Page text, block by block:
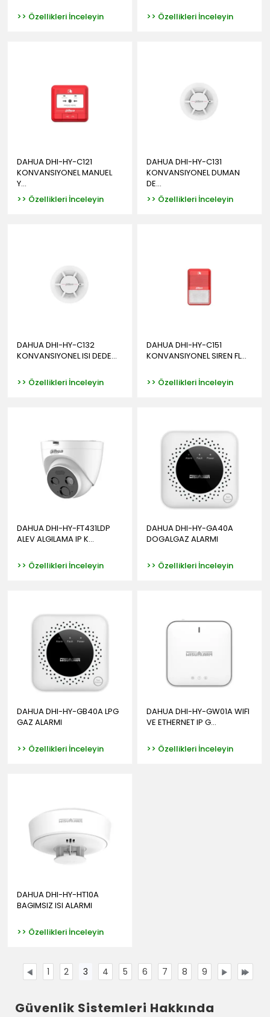
>> Özellikleri İnceleyin >> Özellikleri İnceleyin
DAHUA DHI-HY-C121
KONVANSIYONEL MANUEL
Y...
>> Özellikleri İnceleyin
DAHUA DHI-HY-C131
KONVANSIYONEL DUMAN
DE...
>> Özellikleri İnceleyin
DAHUA DHI-HY-C132
KONVANSIYONEL ISI DEDE...
>> Özellikleri İnceleyin
DAHUA DHI-HY-C151
KONVANSIYONEL SIREN FL...
>> Özellikleri İnceleyin
DAHUA DHI-HY-FT431LDP
ALEV ALGILAMA IP K...
>> Özellikleri İnceleyin
DAHUA DHI-HY-GA40A
DOGALGAZ ALARMI
>> Özellikleri İnceleyin
DAHUA DHI-HY-GB40A LPG
GAZ ALARMI
>> Özellikleri İnceleyin
DAHUA DHI-HY-GW01A WIFI
VE ETHERNET IP G...
>> Özellikleri İnceleyin
DAHUA DHI-HY-HT10A
BAGIMSIZ ISI ALARMI
>> Özellikleri İnceleyin
1 2 3 4 5 6 7 8 9
Güvenlik Sistemleri Hakkında